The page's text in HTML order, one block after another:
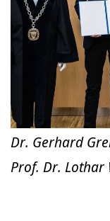
Dr. Gerhard
Prof. Dr. Lothar